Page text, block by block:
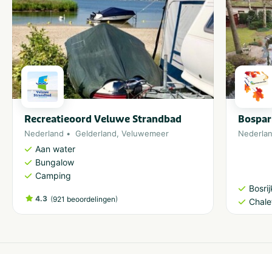
Recreatieoord Veluwe Strandbad
Nederland Gelderland, Veluwemeer
Aan water
Bungalow
Camping
4.3 (921 beoordelingen)